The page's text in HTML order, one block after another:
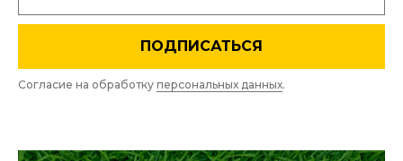
ПОДПИСАТЬСЯ
Согласие на обработку персональных данных.